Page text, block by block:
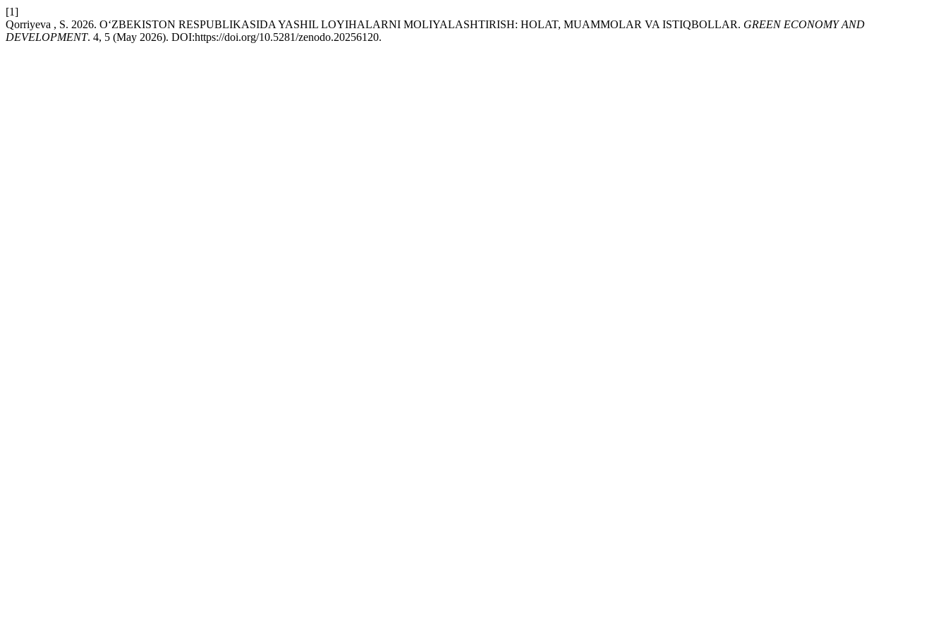
[1]
Qorriyeva , S. 2026. OʻZBEKISTON RESPUBLIKASIDA YASHIL LOYIHALARNI MOLIYALASHTIRISH: HOLAT, MUAMMOLAR VA ISTIQBOLLAR. GREEN ECONOMY AND
DEVELOPMENT. 4, 5 (May 2026). DOI:https://doi.org/10.5281/zenodo.20256120.